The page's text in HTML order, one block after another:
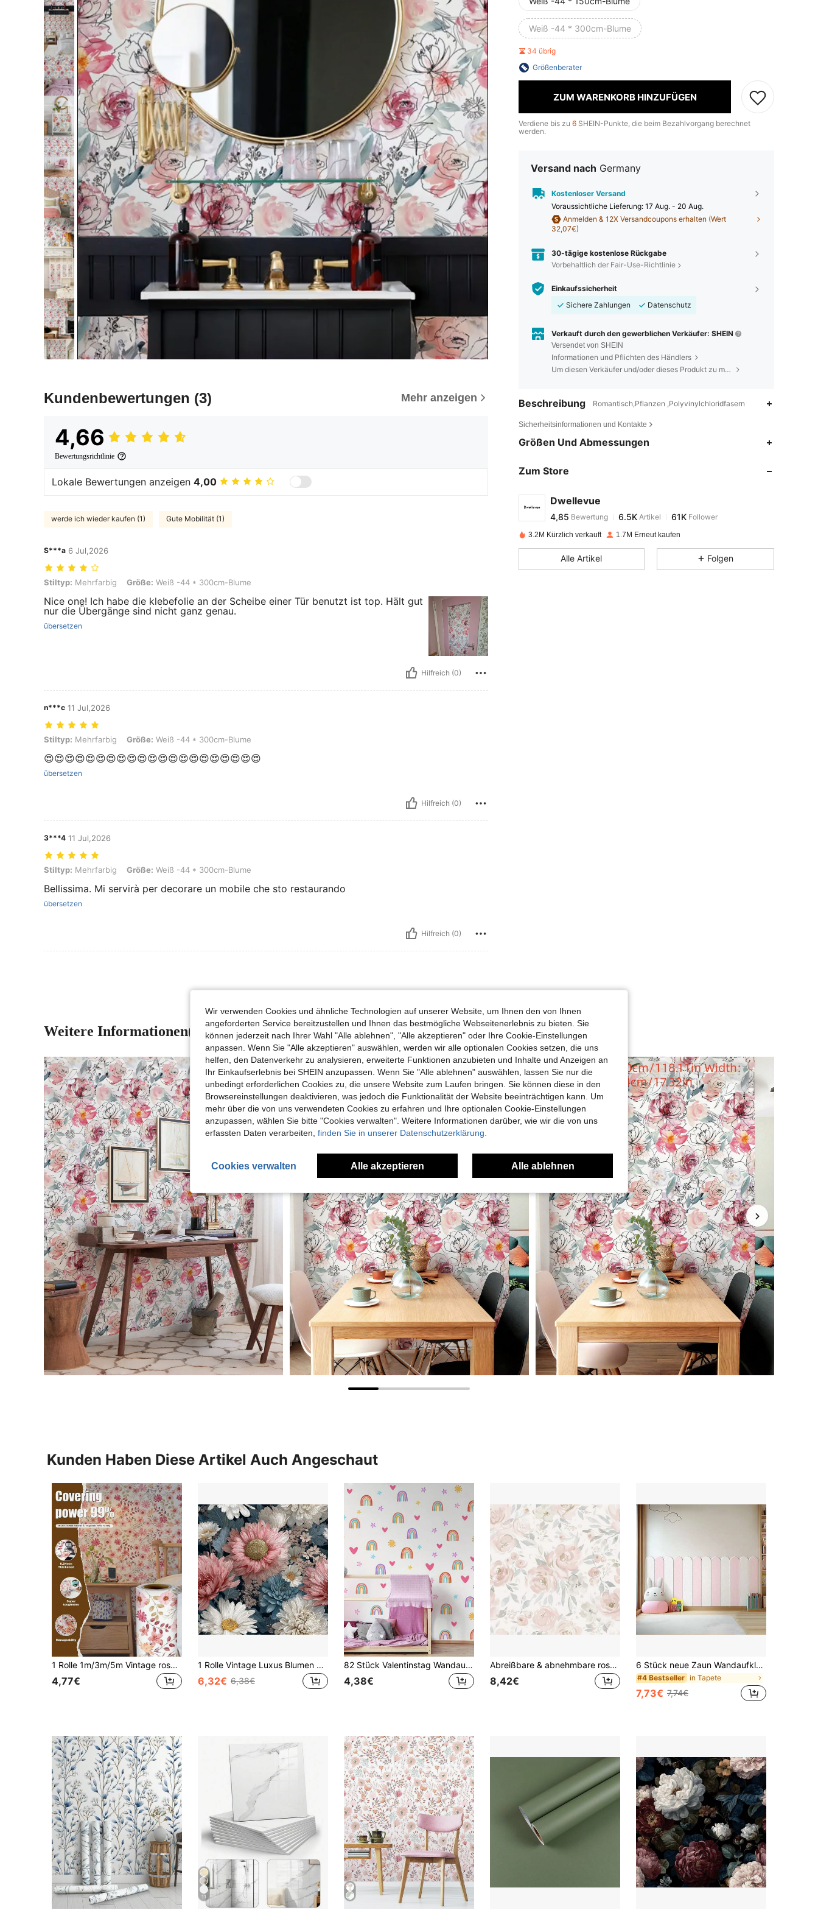
Kundenbewertungen (3) Mehr anzeigen
4,66
Bewertungsrichtlinie
Lokale Bewertungen anzeigen 4,00
werde ich wieder kaufen (1) Gute Mobilität (1)
S***a 6 Jul,2026
Stiltyp: Mehrfarbig, Größe: Weiß -44 * 300cm-Blume
Stiltyp: Mehrfarbig Größe: Weiß -44 * 300cm-Blume
Nice one! Ich habe die klebefolie an der Scheibe einer Tür benutzt ist top. Hält gut
nur die Übergänge sind nicht ganz genau.
übersetzen
Hilfreich (0)
n***c 11 Jul,2026
Stiltyp: Mehrfarbig, Größe: Weiß -44 * 300cm-Blume
Stiltyp: Mehrfarbig Größe: Weiß -44 * 300cm-Blume
😍😍😍😍😍😍😍😍😍😍😍😍😍😍😍😍😍😍😍😍😍
übersetzen
Hilfreich (0)
3***4 11 Jul,2026
Stiltyp: Mehrfarbig, Größe: Weiß -44 * 300cm-Blume
Stiltyp: Mehrfarbig Größe: Weiß -44 * 300cm-Blume
Bellissima. Mi servirà per decorare un mobile che sto restaurando
übersetzen
Hilfreich (0)
Weiß -44 * 300cm-Blume
34 übrig
Größenberater
ZUM WARENKORB HINZUFÜGEN
Verdiene bis zu 6 SHEIN-Punkte, die beim Bezahlvorgang berechnet
werden.
Versand nach Germany
Kostenloser Versand
Voraussichtliche Lieferung: 17 Aug. - 20 Aug.
Anmelden & 12X Versandcoupons erhalten (Wert
32,07€)
30-tägige kostenlose Rückgabe
Vorbehaltlich der Fair-Use-Richtlinie
Einkaufssicherheit
Sichere Zahlungen
Datenschutz
Verkauft durch den gewerblichen Verkäufer: SHEIN
Versendet von SHEIN
Informationen und Pflichten des Händlers
Um diesen Verkäufer und/oder dieses Produkt zu melden
Beschreibung Romantisch,Pflanzen ,Polyvinylchloridfasern
Sicherheitsinformationen und Kontakte
Größen Und Abmessungen
Zum Store
Dwellevue
4,85
4,85
l***rbezahltVor 1 Tag
3.2M Kürzlich verkauft 1.7M Erneut kaufen
Alle Artikel Folgen
Weitere Informationen(10)
Kunden Haben Diese Artikel Auch Angeschaut
1 Rolle 1m/3m/5m Vintage rosa Blumen & Blatt Selbstklebende Tapete, abnehmbare Vinyl Kontaktfolie, DIY Heimdekoration für Schlafzimmer, Küche, Wohnzimmer, Badezimmer, Schrank, Möbelerneuerung Tapete, Wandaufkleber, Raumdekoration, Wanddekoration, Tapete, Selbstklebende Badezimmerdekoration
4,77€
1 Rolle Vintage Luxus Blumen Tapete, modisch und luxuriöse Pflanzen Blumen Tapete, exquisite Innendekorations Aufkleber, geeignet zum Renovieren von Dekorationstapeten auf Raum- und Schranköberflächen, verschiedene Raum- und Küchenwand Dekorationstapeten, selbstklebend und einfach zu installieren und zu entfernen, handgefertigter Kunstfilm
6,32€ 6,38€
82 Stück Valentinstag Wandaufkleber Boho Regenbogen Wanddekoration Aufkleber, kleine Regenbogen Wandtattoos, Aquarell Regenbogen Herz Sonne Stern Wandaufkleber, Mädchen Jungen Schlafzimmer Wanddekoration, Aufkleber, Wandtattoo, Vinyl Aufkleber für Heim Dekorationen, Frühlings Dekorationsartikel um Ihr Zuhause aufzufrischen, Rama Dekorationsaufkleber Geschenke Geburtstag Abschluss
4,38€
Abreißbare & abnehmbare rosa Blumen-Kontaktfolie, selbstklebende Rosen-Tapete für Schränke, Schlafzimmer, Badezimmerwände
8,42€
6 Stück neue Zaun Wandaufkleber, hinterlassen keine Spuren beim Zusammenstoß mit täglichen Schreibtischen und Stühlen, langanhaltend Schutz, widerstehen effektiv Feuchtigkeit und anderen Faktoren. Widerstehen auch effektiv Wasserflecken in Küchen- und Badezimmer Bereichen, verhindern Verfärbung der Wände und verlängern die Lebensdauer der Wände.
#4 Bestseller in Tapete
7,73€ 7,74€
11
Wir verwenden Cookies und ähnliche Technologien auf unserer Website, um Ihnen den von Ihnen
angeforderten Service bereitzustellen und Ihnen das bestmögliche Webseitenerlebnis zu bieten. Sie
können jederzeit nach Ihrer Wahl "Alle ablehnen", "Alle akzeptieren" oder Ihre Cookie-Einstellungen
anpassen. Wenn Sie "Alle akzeptieren" auswählen, werden wir alle optionalen Cookies setzen, die uns
helfen, den Datenverkehr zu analysieren, erweiterte Funktionen anzubieten und Inhalte und Anzeigen an
Ihr Einkaufserlebnis bei SHEIN anzupassen. Wenn Sie "Alle ablehnen" auswählen, lassen Sie nur die
unbedingt erforderlichen Cookies zu, die unsere Website zum Laufen bringen. Sie können diese in den
Browsereinstellungen deaktivieren, was jedoch die Funktionalität der Website beeinträchtigen kann. Um
mehr über die von uns verwendeten Cookies zu erfahren und Ihre optionalen Cookie-Einstellungen
anzupassen, wählen Sie bitte "Cookies verwalten". Weitere Informationen darüber, wie wir die von uns
erfassten Daten verarbeiten, finden Sie in unserer Datenschutzerklärung.
Cookies verwalten Alle akzeptieren Alle ablehnen